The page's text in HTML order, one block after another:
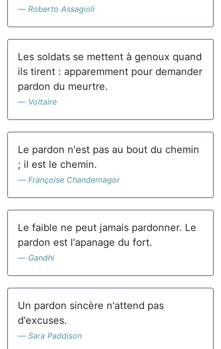
Roberto Assagioli
Les soldats se mettent à genoux quand
ils tirent : apparemment pour demander
pardon du meurtre.
Voltaire
Le pardon n'est pas au bout du chemin
; il est le chemin.
Françoise Chandernagor
Le faible ne peut jamais pardonner. Le
pardon est l'apanage du fort.
Gandhi
Un pardon sincère n'attend pas
d'excuses.
Sara Paddison